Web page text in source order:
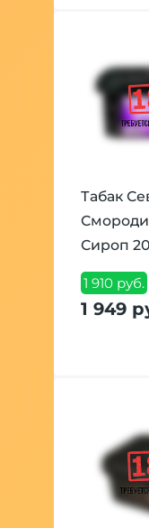
Табак
Сироп
1 910 руб.
1 949